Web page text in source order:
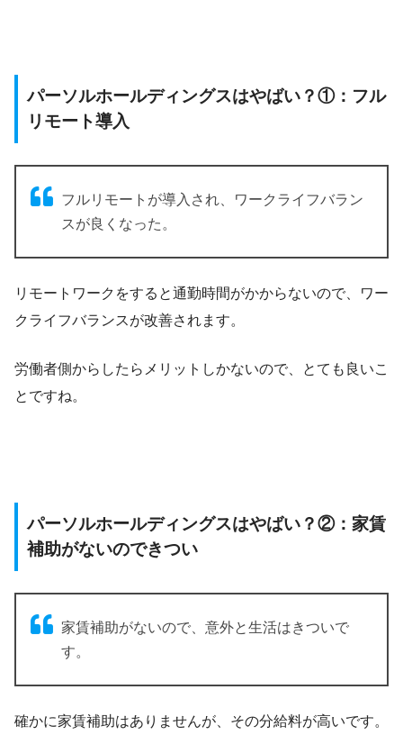
パーソルホールディングスはやばい？①：フル
リモート導入
フルリモートが導入され、ワークライフバラン
スが良くなった。
リモートワークをすると通勤時間がかからないので、ワー
クライフバランスが改善されます。
労働者側からしたらメリットしかないので、とても良いこ
とですね。
パーソルホールディングスはやばい？②：家賃
補助がないのできつい
家賃補助がないので、意外と生活はきついで
す。
確かに家賃補助はありませんが、その分給料が高いです。